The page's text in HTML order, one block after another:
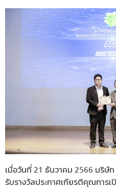
เมื่อวันที่ 21 ธันวาคม 2566 บริษั
รับรางวัลประกาศเกียรติคุณการ